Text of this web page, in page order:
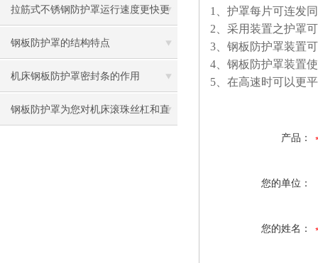
拉筋式不锈钢防护罩运行速度更快更
稳定
钢板防护罩的结构特点
机床钢板防护罩密封条的作用
钢板防护罩为您对机床滚珠丝杠和直
1
、护罩每片可连发
2 、采用装置之护罩
3 、钢板防护罩装置
4 、钢板防护罩装置
5 、在高速时可以更
产品：
您的单位：
您的姓名：